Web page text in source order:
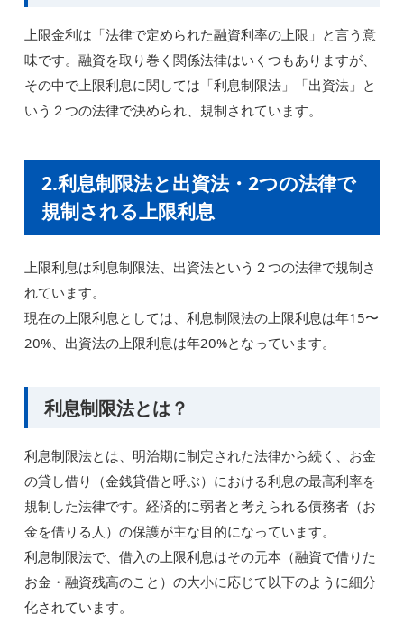
上限金利は「法律で定められた融資利率の上限」と言う意
味です。融資を取り巻く関係法律はいくつもありますが、
その中で上限利息に関しては「利息制限法」「出資法」と
いう２つの法律で決められ、規制されています。
2.利息制限法と出資法・2つの法律で
規制される上限利息
上限利息は利息制限法、出資法という２つの法律で規制さ
れています。
現在の上限利息としては、利息制限法の上限利息は年15〜
20%、出資法の上限利息は年20%となっています。
利息制限法とは？
利息制限法とは、明治期に制定された法律から続く、お金
の貸し借り（金銭貸借と呼ぶ）における利息の最高利率を
規制した法律です。経済的に弱者と考えられる債務者（お
金を借りる人）の保護が主な目的になっています。
利息制限法で、借入の上限利息はその元本（融資で借りた
お金・融資残高のこと）の大小に応じて以下のように細分
化されています。